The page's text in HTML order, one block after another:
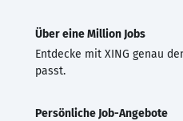
Über eine Million Jobs
Entdecke mit XING genau
passt.
Persönliche Job-Angebote